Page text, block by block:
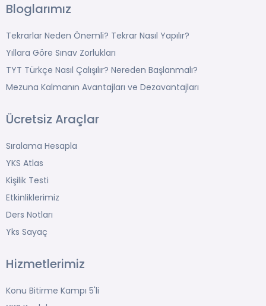
Bloglarımız
Tekrarlar Neden Önemli? Tekrar Nasıl Yapılır?
Yıllara Göre Sınav Zorlukları
TYT Türkçe Nasıl Çalışılır? Nereden Başlanmalı?
Mezuna Kalmanın Avantajları ve Dezavantajları
Ücretsiz Araçlar
Sıralama Hesapla
YKS Atlas
Kişilik Testi
Etkinliklerimiz
Ders Notları
Yks Sayaç
Hizmetlerimiz
Konu Bitirme Kampı 5'li